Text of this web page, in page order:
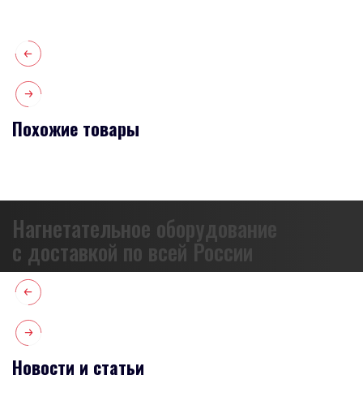
Похожие товары
Нагнетательное оборудование
с доставкой по всей России
Новости и статьи